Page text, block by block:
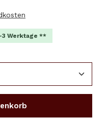
Werktage **